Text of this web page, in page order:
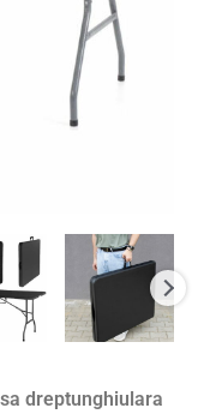
dreptunghiulara